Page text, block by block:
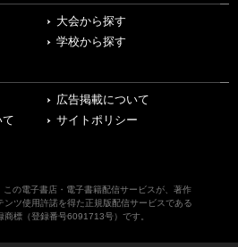
大会から探す
学校から探す
広告掲載について
サイトポリシー
この電子書店・電子書籍配信サービスが、著作
ンツ使用許諾を得た正規版配信サービスである
商標（登録番号6091713号）です。